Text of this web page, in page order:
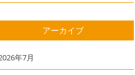
アーカイブ
年7月